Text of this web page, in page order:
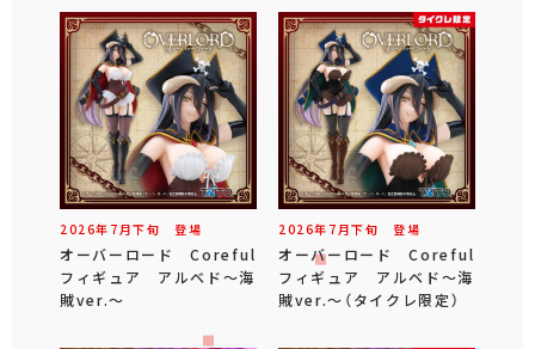
2026年 7 月下旬 登場
オーバーロード Coreful
フィギュア アルベド～海
賊ver.～
2026年 7 月下旬 登場
オーバーロード Coreful
フィギュア アルベド～海
賊ver.～（タイクレ限定）